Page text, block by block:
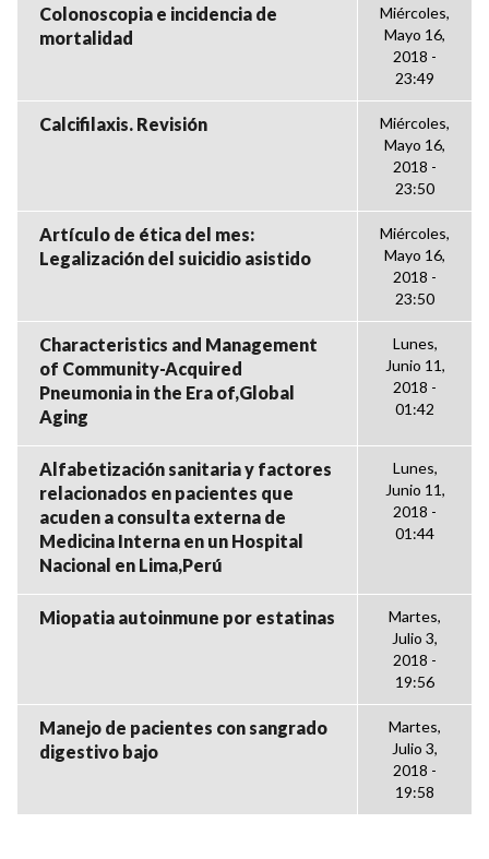
Colonoscopia e incidencia de
mortalidad
Miércoles,
Mayo 16,
2018 -
23:49
Calcifilaxis. Revisión
Miércoles,
Mayo 16,
2018 -
23:50
Artículo de ética del mes:
Legalización del suicidio asistido
Miércoles,
Mayo 16,
2018 -
23:50
Characteristics and Management
of Community-Acquired
Pneumonia in the Era of,Global
Aging
Lunes,
Junio 11,
2018 -
01:42
Alfabetización sanitaria y factores
relacionados en pacientes que
acuden a consulta externa de
Medicina Interna en un Hospital
Nacional en Lima,Perú
Lunes,
Junio 11,
2018 -
01:44
Miopatia autoinmune por estatinas
Martes,
Julio 3,
2018 -
19:56
Manejo de pacientes con sangrado
digestivo bajo
Martes,
Julio 3,
2018 -
19:58